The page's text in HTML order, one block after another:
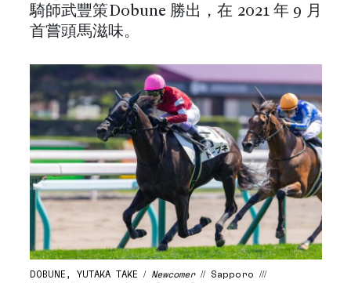
騎師武豐策Dobune 勝出，在 2021 年 9 月
首嘗頭馬滋味。
DOBUNE, YUTAKA TAKE / Newcomer// Sapporo ///